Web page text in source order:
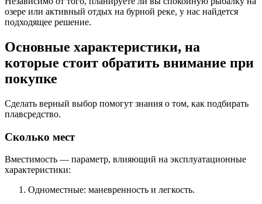
озере или активный отдых на бурной реке, у нас найдется
подходящее решение.
Основные характеристики, на
которые стоит обратить внимание при
покупке
Сделать верный выбор помогут знания о том, как подбирать
плавсредство.
Сколько мест
Вместимость — параметр, влияющий на эксплуатационные
характеристики:
Одноместные: маневренность и легкость.